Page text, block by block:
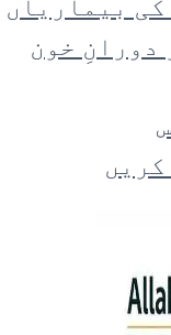
کی بیماریاں
دورانِ خون
کریں